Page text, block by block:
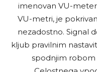
imenovan VU-
VU-metri, je
nezadostno. Signal
kljub pravilnim
spodnjim robom